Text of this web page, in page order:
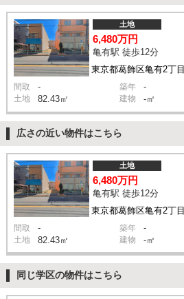
東京都葛飾区亀有2丁目
土地
6,480万円
亀有駅 徒歩12分
間取 - 築年 -
土地 82.43㎡ 建物 -㎡
広さの近い物件はこちら
東京都葛飾区亀有2丁目
土地
6,480万円
亀有駅 徒歩12分
間取 - 築年 -
土地 82.43㎡ 建物 -㎡
同じ学区の物件はこちら